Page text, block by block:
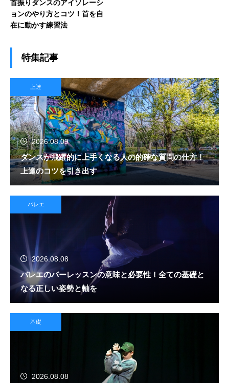
首振りダンスのアイソレーシ
ョンのやり方とコツ！首を自
在に動かす練習法
特集記事
上達
2026.08.09
ダンスが飛躍的に上手くなる人の的確な質問の仕方！
上達のコツを引き出す
バレエ
2026.08.08
バレエのバーレッスンの意味と必要性！全ての基礎と
なる正しい姿勢と軸を
基礎
2026.08.08